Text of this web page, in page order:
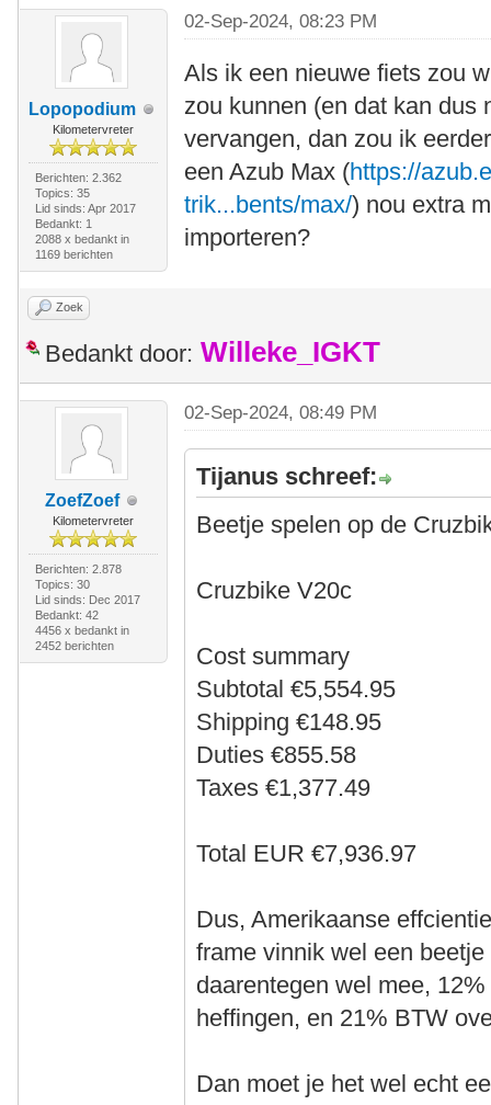
Lopopodium
Kilometervreter
Berichten: 2.362
Topics: 35
Lid sinds: Apr 2017
Bedankt: 1
2088 x bedankt in
1169 berichten
02-Sep-2024, 08:23 PM
Als ik een nieuwe fiets zou
zou kunnen (en dat kan dus
vervangen, dan zou ik
een Azub Max (https://
trik...bents/max/) nou extra
importeren?
Zoek
Bedankt door: Willeke_IGKT
ZoefZoef
Kilometervreter
Berichten: 2.878
Topics: 30
Lid sinds: Dec 2017
Bedankt: 42
4456 x bedankt in
2452 berichten
02-Sep-2024, 08:49 PM
Tijanus schreef:
Beetje spelen op de
Cruzbike V20c
Cost summary
Subtotal €5,554.95
Shipping €148.95
Duties €855.58
Taxes €1,377.49
Total EUR €7,936.97
Dus, Amerikaanse
frame vinnik wel een
daarentegen wel mee,
heffingen, en 21% BTW
Dan moet je het wel echt